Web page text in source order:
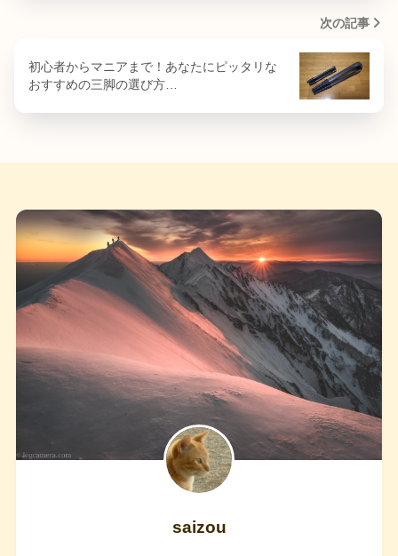
次の記事
初心者からマニアまで！あなたにピッタリな
おすすめの三脚の選び方…
saizou